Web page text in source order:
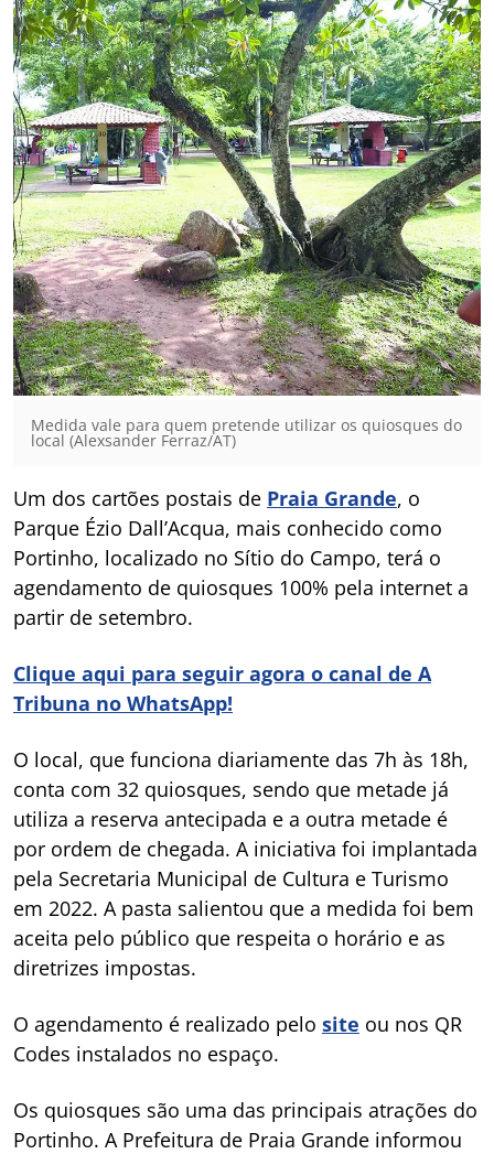
Medida vale para quem pretende utilizar os quiosques do
local (Alexsander Ferraz/AT)
Um dos cartões postais de Praia Grande, o
Parque Ézio Dall’Acqua, mais conhecido como
Portinho, localizado no Sítio do Campo, terá o
agendamento de quiosques 100% pela internet a
partir de setembro.
Clique aqui para seguir agora o canal de A
Tribuna no WhatsApp!
O local, que funciona diariamente das 7h às 18h,
conta com 32 quiosques, sendo que metade já
utiliza a reserva antecipada e a outra metade é
por ordem de chegada. A iniciativa foi implantada
pela Secretaria Municipal de Cultura e Turismo
em 2022. A pasta salientou que a medida foi bem
aceita pelo público que respeita o horário e as
diretrizes impostas.
O agendamento é realizado pelo site ou nos QR
Codes instalados no espaço.
Os quiosques são uma das principais atrações do
Portinho. A Prefeitura de Praia Grande informou